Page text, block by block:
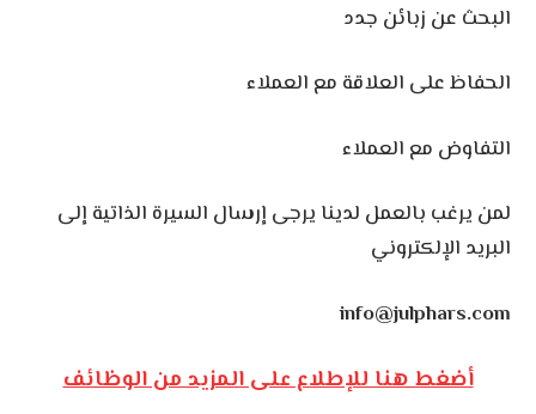
البحث عن زبائن جدد
الحفاظ على العلاقة مع العملاء
التفاوض مع العملاء
لمن يرغب بالعمل لدينا يرجى إرسال السيرة الذاتية إلى
البريد الإلكتروني
info@julphars.com
أضغط هنا للإطلاع على المزيد من الوظائف